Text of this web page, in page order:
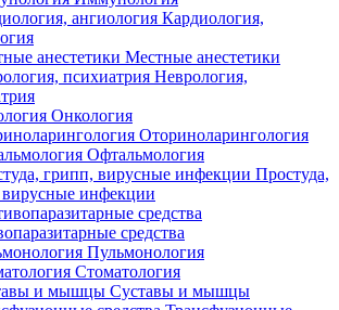
Кардиология,
Местные анестетики
Неврология,
Онкология
Оториноларингология
Офтальмология
Простуда,
инфекции
средства
Пульмонология
Стоматология
Суставы и мышцы